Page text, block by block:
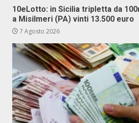
10eLotto: in Sicilia tripletta da
a Misilmeri (PA) vinti 13.500 euro
7 Agosto 2026